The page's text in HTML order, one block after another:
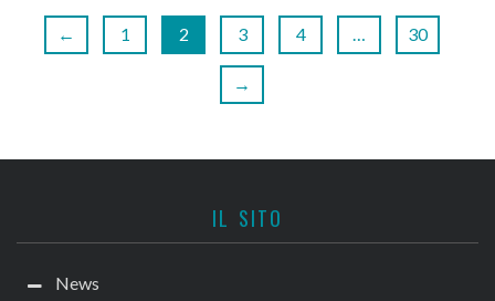
← 1 2 3 4 30
→
IL SITO
News